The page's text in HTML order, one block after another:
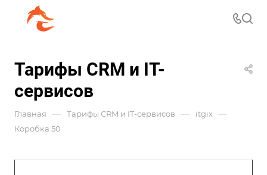
Тарифы CRM и IT-
сервисов
Главная — Тарифы CRM и IT-сервисов — itgix —
Коробка 50